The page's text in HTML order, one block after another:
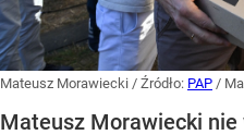
Mateusz Morawiecki / Źródło: PAP /
Mateusz Morawiecki nie